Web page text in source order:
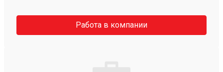
Работа в компании